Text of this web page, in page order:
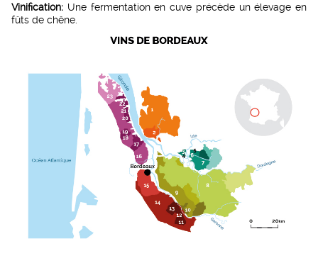
Vinification: Une fermentation en cuve précède un élevage en
fûts de chêne.